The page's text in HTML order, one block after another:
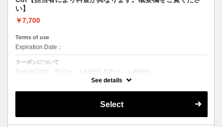
い】
￥7,700
Terms of use
Expiration Date：
クーポンについて
Stylist¥7700 肥沼カット¥8800 髙田カット¥9900
シャンプースタイリンング代が含まれております。
See details
Select